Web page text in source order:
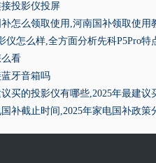
投影仪投屏
补怎么领取使用,河南国补领取使用
仪怎么样,全方面分析先科P5Pro特
看
牙音箱吗
议买的投影仪有哪些,2025年最建议
补截止时间,2025年家电国补政策